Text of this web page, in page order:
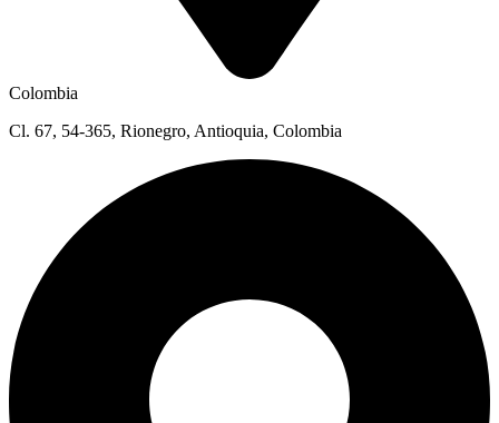
Colombia
Cl. 67, 54-365, Rionegro, Antioquia, Colombia